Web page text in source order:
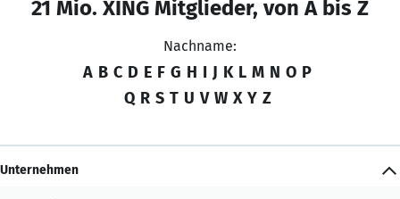
21 Mio. XING Mitglieder, von A bis Z
Nachname:
A B C D E F G H I J K L M N O P
Q R S T U V W X Y Z
Unternehmen